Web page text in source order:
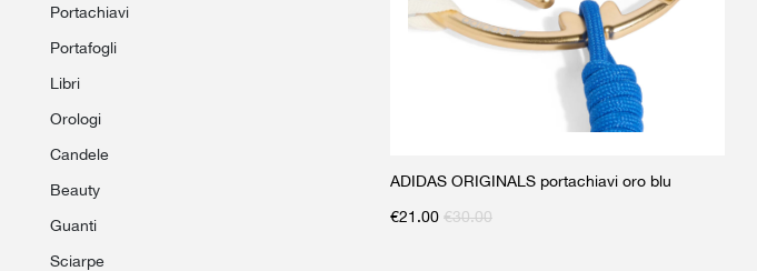
portachiavi
portafogli
libri
orologi
candele
beauty
guanti
sciarpe
ADIDAS ORIGINALS portachiavi oro blu
€21.00 €30.00